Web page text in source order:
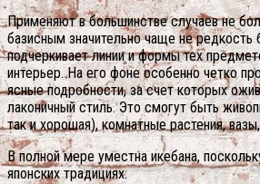
Применяют в большинстве случаев не
базисным значительно чаще не редкость
подчеркивает линии и формы тех
интерьер. На его фоне особенно четко
ясные подробности, за счет которых
лаконичный стиль. Это смогут быть
так и хорошая), комнатные растения,
В полной мере уместна икебана,
японских традициях.